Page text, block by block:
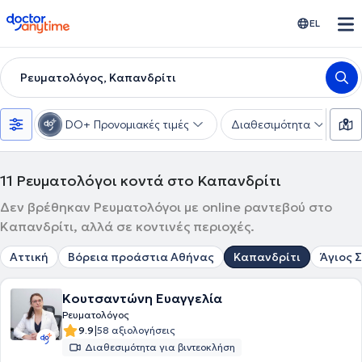
doctoranytime EL
Ρευματολόγος, Καπανδρίτι
DO+ Προνομιακές τιμές Διαθεσιμότητα
11 Ρευματολόγοι κοντά στο Καπανδρίτι
Δεν βρέθηκαν Ρευματολόγοι με online ραντεβού στο
Καπανδρίτι, αλλά σε κοντινές περιοχές.
Αττική Βόρεια προάστια Αθήνας Καπανδρίτι Άγιος
Κουτσαντώνη Ευαγγελία
Ρευματολόγος
9.9|58 αξιολογήσεις
Διαθεσιμότητα για βιντεοκλήση